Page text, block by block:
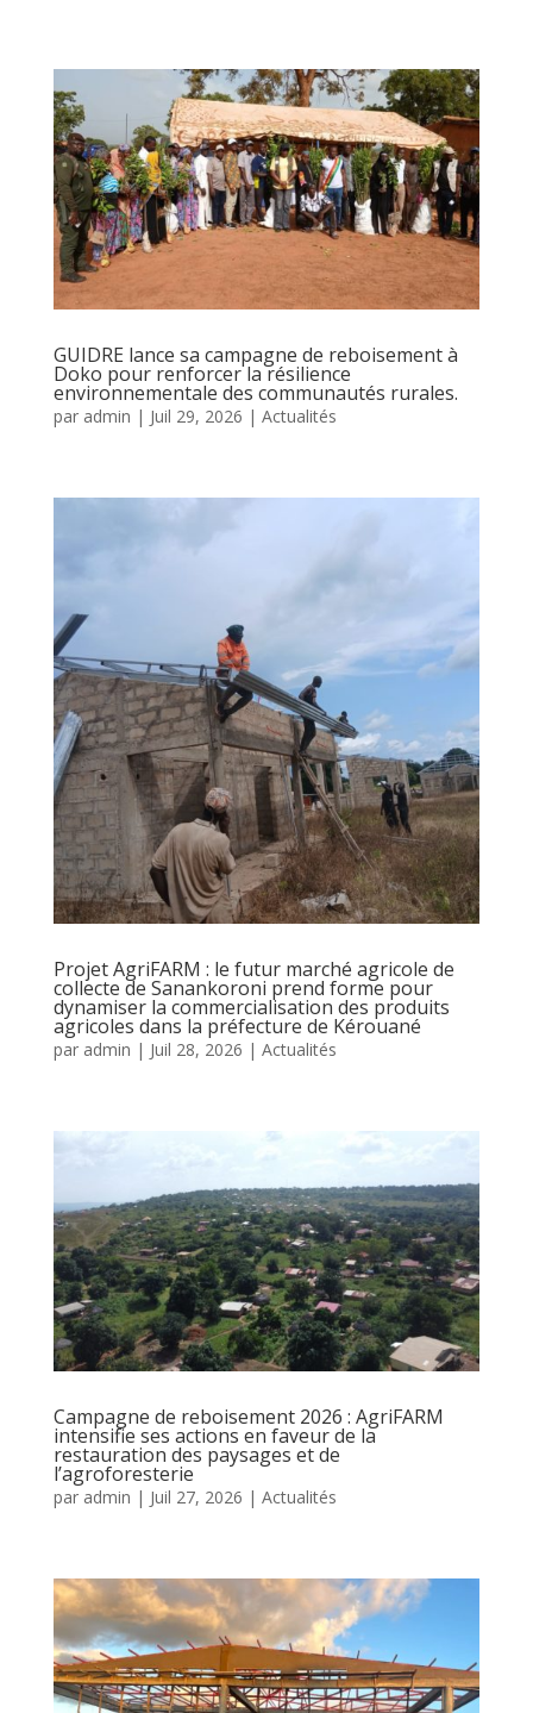
GUIDRE lance sa campagne de reboisement à
Doko pour renforcer la résilience
environnementale des communautés rurales.
par admin | Juil 29, 2026 | Actualités
Projet AgriFARM : le futur marché agricole de
collecte de Sanankoroni prend forme pour
dynamiser la commercialisation des produits
agricoles dans la préfecture de Kérouané
par admin | Juil 28, 2026 | Actualités
Campagne de reboisement 2026 : AgriFARM
intensifie ses actions en faveur de la
restauration des paysages et de
l’agroforesterie
par admin | Juil 27, 2026 | Actualités